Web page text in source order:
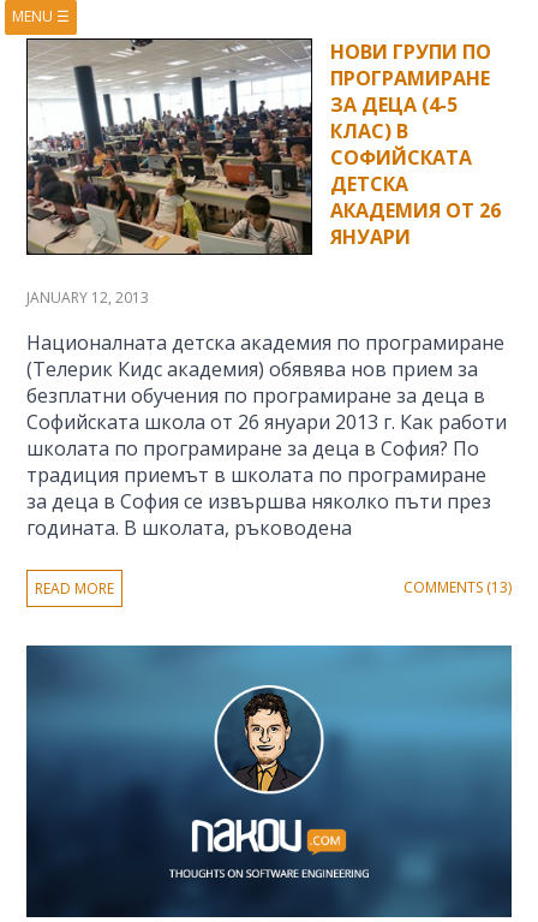
MENU ☰
HOME
ABOUT
BOOKS
COURSES
VIDEOS
PRESENTATIONS
RESEARCH
PUBLICATIONS
CONTACTS
RSS FEED
НОВИ ГРУПИ ПО
ПРОГРАМИРАНЕ
ЗА ДЕЦА (4-5
КЛАС) В
СОФИЙСКАТА
ДЕТСКА
АКАДЕМИЯ ОТ 26
ЯНУАРИ
JANUARY 12, 2013
Националната детска академия по програмиране
(Телерик Кидс академия) обявява нов прием за
безплатни обучения по програмиране за деца в
Софийската школа от 26 януари 2013 г. Как работи
школата по програмиране за деца в София? По
традиция приемът в школата по програмиране
за деца в София се извършва няколко пъти през
годината. В школата, ръководена
READ MORE COMMENTS (13)